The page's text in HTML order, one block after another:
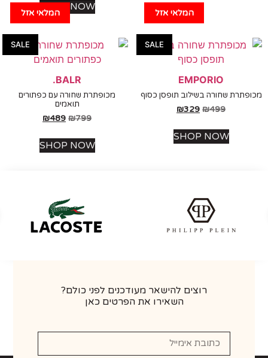
המלאי אזל המלאי אזלSHOP NOW
SALE
EMPORIO
שחורה בשילוב תופסן כסוף
₪
₪329
SHOP NOW
SALE
BALR.
מכופתרת שחורה עם כפתורים
תואמים
₪
₪489
SHOP NOW
רוצים להישאר מעודכנים לפני כולם?
השאירו את הפרטים כאן